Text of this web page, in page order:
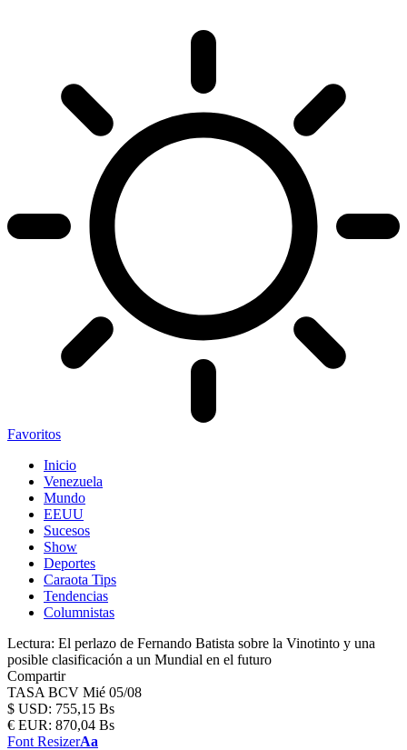
Favoritos
Inicio
Venezuela
Mundo
EEUU
Sucesos
Show
Deportes
Caraota Tips
Tendencias
Columnistas
Lectura: El perlazo de Fernando Batista sobre la Vinotinto y una
posible clasificación a un Mundial en el futuro
Compartir
TASA BCV Mié 05/08
$ USD: 755,15 Bs
€ EUR: 870,04 Bs
Font ResizerAa